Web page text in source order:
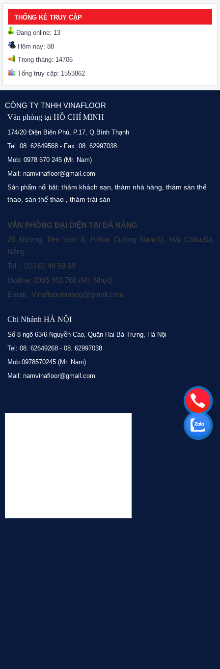
THỐNG KÊ TRUY CẬP
Đang online: 13
Hôm nay: 88
Trong tháng: 14706
Tổng truy cập: 1553862
CÔNG TY TNHH VINAFLOOR
Văn phòng tại HỒ CHÍ MINH
174/20 Điện Biên Phủ, P.17, Q.Bình Thạnh
Tel: 08. 62649568 - Fax: 08. 62997038
Mob: 0978 570 245 (Mr. Nam)
Mail: namvinafloor@gmail.com
Sản phẩm nổi bật: thảm khách sạn thảm nhà hàng thảm sàn thể
thao sàn thể thao thảm trải sàn
VĂN PHÒNG ĐẠI DIỆN TẠI ĐÀ NẴNG
26 Đường Tiên Sơn 8, P.Hòa Cường Nam,Q. Hải Châu,Đà
Nẵng
Tel : 023.62 48 58 68
Hotline: 0965 463 768 (Mr. Nhựt)
Email: Vinafloordanang@gmail.com
Chi Nhánh HÀ NỘI
Số 8 ngõ 63/6 Nguyễn Cao, Quận Hai Bà Trưng, Hà Nội
Tel: 08. 62649268 - 08. 62997038
Mob:0978570245 (Mr. Nam)
Mail: namvinafloor@gmail.com